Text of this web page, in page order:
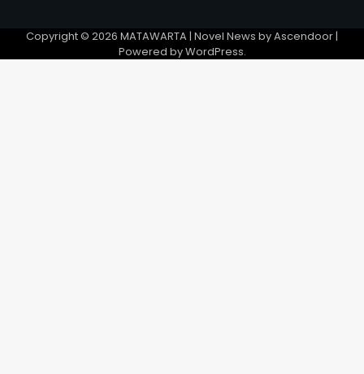
Copyright © 2026 MATAWARTA | Novel News byAscendoor |
Powered byWordPress.